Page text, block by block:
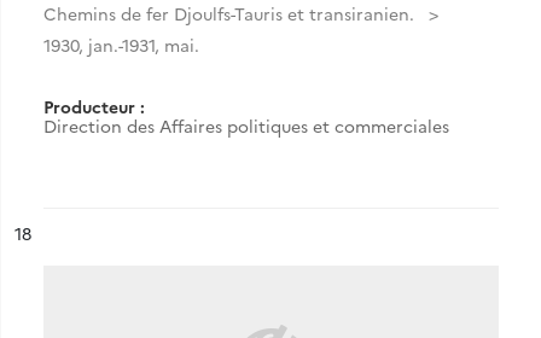
Chemins de fer Djoulfs-Tauris et transiranien.
1930, jan.-1931, mai.
Producteur :
Direction des Affaires politiques et commerciales
n°
18